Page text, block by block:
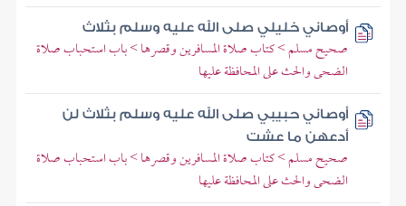
أوصاني خليلي صلى الله عليه وسلم بثلاث
صحيح مسلم > كتاب صلاة المسافرين وقصرها > باب استحباب صلاة
الضحى والحث على المحافظة عليها
أوصاني حبيبي صلى الله عليه وسلم بثلاث لن
أدعهن ما عشت
صحيح مسلم > كتاب صلاة المسافرين وقصرها > باب استحباب صلاة
الضحى والحث على المحافظة عليها